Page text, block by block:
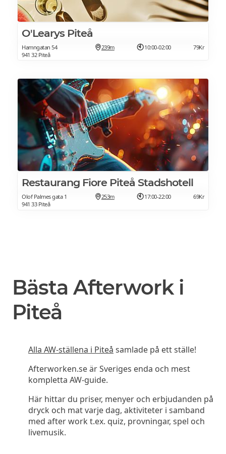
O'Learys Piteå
Hamngatan 54
941 32 Piteå
239m 10:00-02:00 79Kr
Restaurang Fiore Piteå Stadshotell
Olof Palmes gata 1
941 33 Piteå
253m 17:00-22:00 69Kr
Bästa Afterwork i
Piteå
Alla AW-ställena i Piteå samlade på ett ställe!
Afterworken.se är Sveriges enda och mest
kompletta AW-guide.
Här hittar du priser, menyer och erbjudanden på
dryck och mat varje dag, aktiviteter i samband
med after work t.ex. quiz, provningar, spel och
livemusik.